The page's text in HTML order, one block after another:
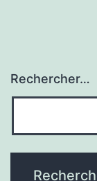
Rechercher…